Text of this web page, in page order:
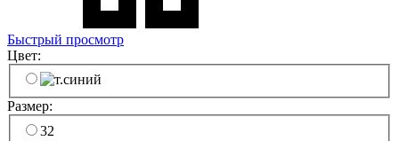
Быстрый просмотр
Цвет:
Размер:
32